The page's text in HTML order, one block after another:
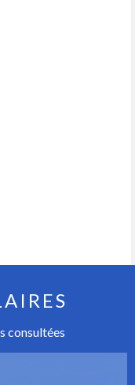
consultées